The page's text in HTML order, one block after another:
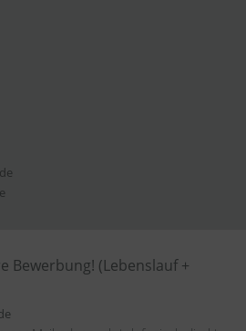
Bewerbung! (Lebenslauf +